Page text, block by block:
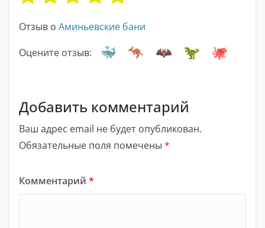
Отзыв о Аминьевские бани
Оцените отзыв:
Добавить комментарий
Ваш адрес email не будет опубликован.
Обязательные поля помечены *
Комментарий *